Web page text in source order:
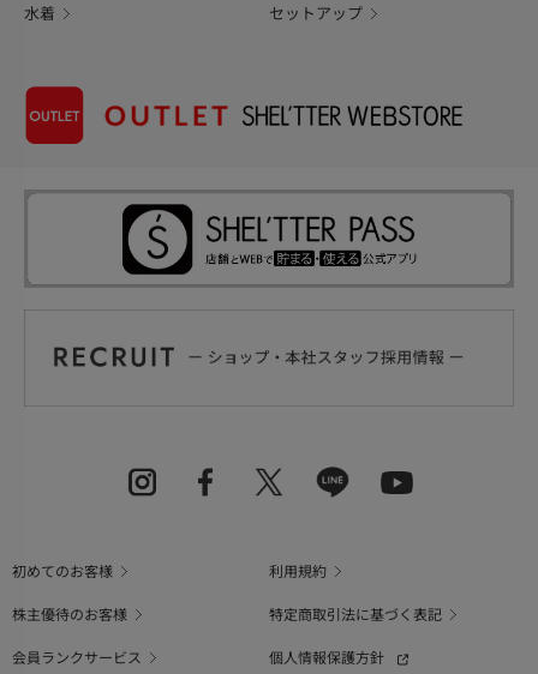
水着 セットアップ
初めてのお客様
利用規約
株主優待のお客様
特定商取引法に基づく表記
会員ランクサービス
個人情報保護方針